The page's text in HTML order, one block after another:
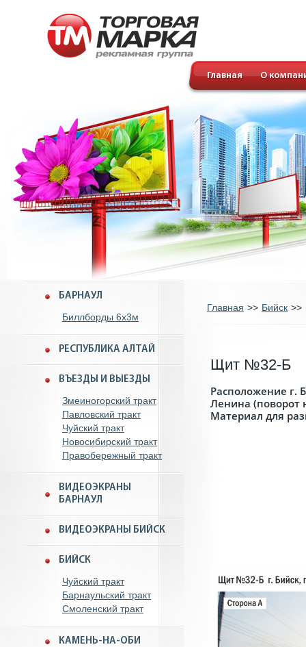
Главная О
БАРНАУЛ
Биллборды 6x3м
РЕСПУБЛИКА АЛТАЙ
ВЪЕЗДЫ И ВЫЕЗДЫ
Змеиногорский тракт
Павловский тракт
Чуйский тракт
Новосибирский тракт
Правобережный тракт
ВИДЕОЭКРАНЫ
БАРНАУЛ
ВИДЕОЭКРАНЫ БИЙСК
БИЙСК
Чуйский тракт
Барнаульский тракт
Смоленский тракт
КАМЕНЬ-НА-ОБИ
Главная >> Бийск >>
Щит №32-Б
Расположение г.
Ленина (поворот
Материал для